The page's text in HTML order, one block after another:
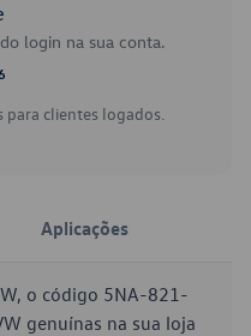
login na sua conta.
clientes logados.
Aplicações
o código 5NA-821-
genuínas na sua loja